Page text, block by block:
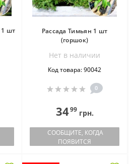
1 шт
Рассада Тимьян 1 шт
(горшок)
Нет в наличии
Код товара: 90042
0
3499грн.
СООБЩИТЕ, КОГДА
ПОЯВИТСЯ